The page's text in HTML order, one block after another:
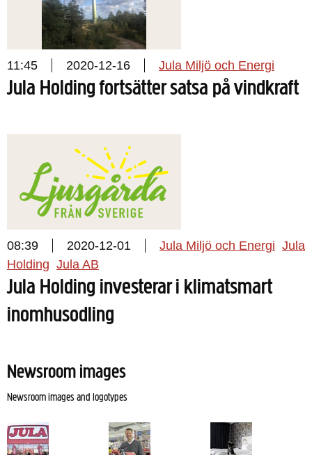
11:45 2020-12-16 Jula Miljö och Energi
Jula Holding fortsätter satsa på vindkraft
08:39 2020-12-01 Jula Miljö och Energi Jula
Holding Jula AB
Jula Holding investerar i klimatsmart
inomhusodling
Newsroom images
Newsroom images and logotypes